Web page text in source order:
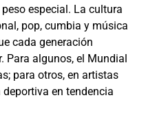
especial. La cultura
pop, cumbia y música
cada generación
Para algunos, el Mundial
para otros, en artistas
en tendencia